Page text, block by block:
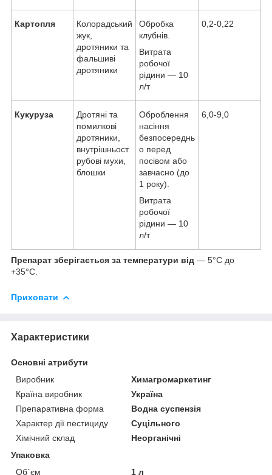
Картопля
Колорадський
жук,
дротяники та
фальшиві
дротяники
Обробка
клубнів.
Витрата
робочої
рідини — 10
л/т
0,2-0,22
Кукуруза
Дротяні та
помилкові
дротяники,
внутрішньост
рубові мухи,
блошки
Оброблення
насіння
безпосереднь
о перед
посівом або
завчасно (до
1 року).
Витрата
робочої
рідини — 10
л/т
6,0-9,0
Препарат зберігається за температури від — 5°С до
+35°С.
Приховати
Характеристики
Основні атрибути
Виробник
Химагромаркетинг
Країна виробник
Україна
Препаративна форма
Водна суспензія
Характер дії пестициду
Суцільного
Хімічний склад
Неорганічні
Упаковка
Об`єм
1 л